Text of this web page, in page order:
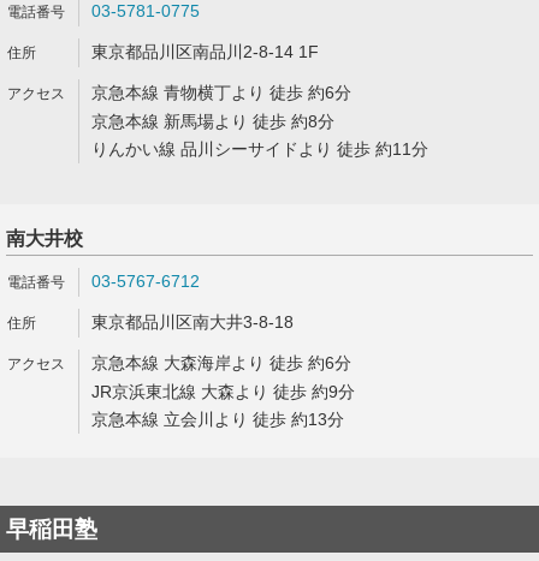
03-5781-0775
東京都品川区南品川2-8-14 1F
京急本線 青物横丁より 徒歩 約6分
京急本線 新馬場より 徒歩 約8分
りんかい線 品川シーサイドより 徒歩 約11分
南大井校
03-5767-6712
東京都品川区南大井3-8-18
京急本線 大森海岸より 徒歩 約6分
JR京浜東北線 大森より 徒歩 約9分
京急本線 立会川より 徒歩 約13分
早稲田塾